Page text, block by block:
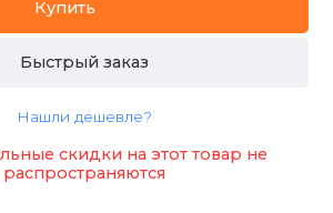
Купить
Быстрый заказ
Нашли дешевле?
скидки на этот товар не
распространяются